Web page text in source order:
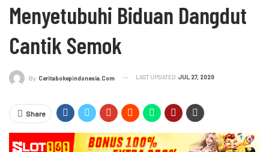
Menyetubuhi Biduan Dangdut
Cantik Semok
By Ceritabokepindonesia.com LAST UPDATED JUL 27, 2020
Share